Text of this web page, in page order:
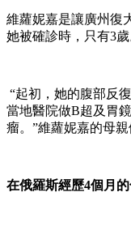
維蘿妮嘉是讓廣州復
她被確診時，只有3歲
“起初，她的腹部反
當地醫院做B超及胃
瘤。”維蘿妮嘉的母親
在俄羅斯經歷4個月